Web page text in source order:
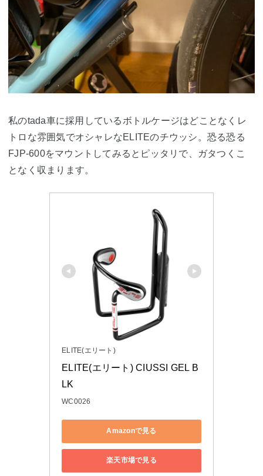
私のtada車に採用しているボトルケージはどことなくレ
トロな雰囲気でオシャレなELITEのチウッシ。恐る恐る
FJP-600をマウントしてみるとピッタリで、ガタつくこ
となく収まります。
ELITE(エリート)
ELITE(エリート) CIUSSI GEL B
LK
WC0026
Amazonで見る
楽天市場で見る